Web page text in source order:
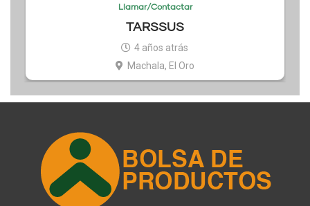
Llamar/Contactar
TARSSUS
4 años atrás
Machala, El Oro